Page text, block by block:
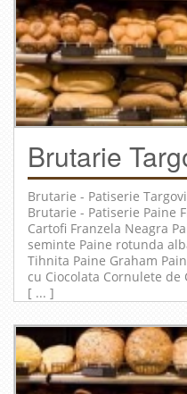
Brutarie
Brutarie - Patiserie
Brutarie - Patiserie Paine
Cartofi Franzela Neagra
seminte Paine rotunda
Tihnita Paine Graham
cu Ciocolata Cornulete de
[ ... ]